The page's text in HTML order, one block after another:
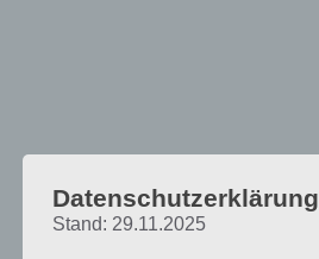
Datenschutzerklärung
Stand: 29.11.2025